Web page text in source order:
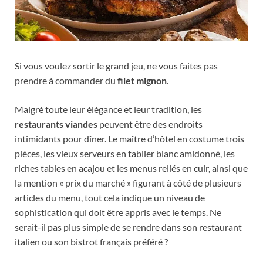
Si vous voulez sortir le grand jeu, ne vous faites pas
prendre à commander du filet mignon.
Malgré toute leur élégance et leur tradition, les
restaurants viandes peuvent être des endroits
intimidants pour dîner. Le maître d’hôtel en costume trois
pièces, les vieux serveurs en tablier blanc amidonné, les
riches tables en acajou et les menus reliés en cuir, ainsi que
la mention « prix du marché » figurant à côté de plusieurs
articles du menu, tout cela indique un niveau de
sophistication qui doit être appris avec le temps. Ne
serait-il pas plus simple de se rendre dans son restaurant
italien ou son bistrot français préféré ?